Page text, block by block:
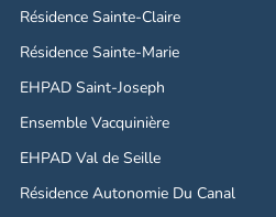
Résidence Sainte-Claire
Résidence Sainte-Marie
EHPAD Saint-Joseph
Ensemble Vacquinière
EHPAD Val de Seille
Résidence Autonomie Du Canal